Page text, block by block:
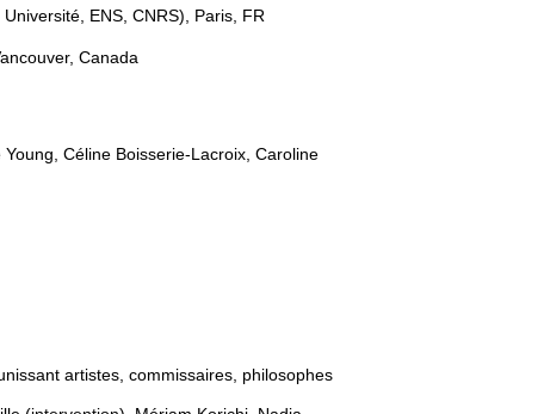
ENS, CNRS), Paris, FR
Canada
Céline Boisserie-Lacroix, Caroline
artistes, commissaires, philosophes